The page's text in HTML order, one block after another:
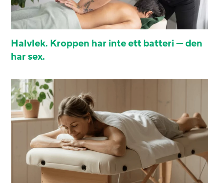
Halvlek. Kroppen har inte ett batteri — den
har sex.